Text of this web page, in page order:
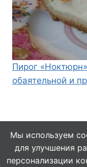
Пирог
обаятельной и
© 2026
Мы используем
для улучшения
персонализации